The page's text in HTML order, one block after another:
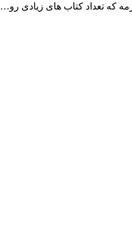
که تعداد کتاب های زیادی رو…